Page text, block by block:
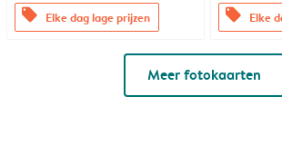
offers Elke dag lage prijzen offers Elke
Meer fotokaarten